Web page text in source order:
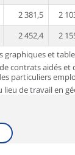
2 381,5 2
2 452,4 2
graphiques et
contrats aidés
particuliers
lieu de travail en